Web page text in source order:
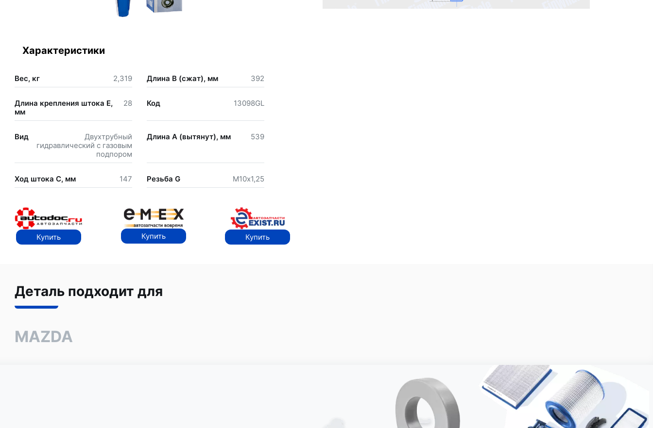
Характеристики
Вес, кг 2,319 Длина В (сжат), мм 392
Длина крепления штока Е,
мм
28 Код 13098GL
Вид
Двухтрубный
гидравлический с газовым
подпором
Длина А (вытянут), мм 539
Ход штока С, мм 147 Резьба G М10х1,25
Купить Купить Купить
Деталь подходит для
MAZDA